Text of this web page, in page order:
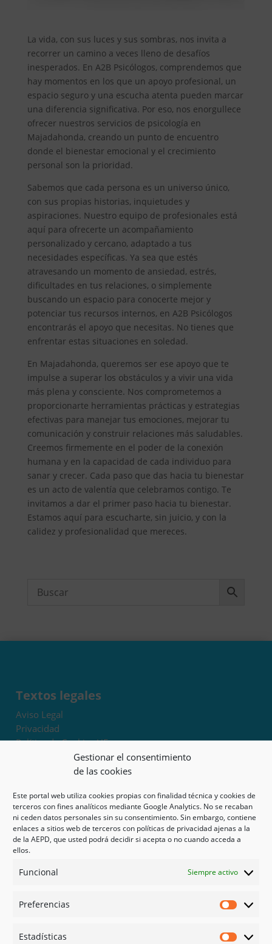
Gestionar el consentimiento
de las cookies
Este portal web utiliza cookies propias con finalidad técnica y cookies de
terceros con fines analíticos mediante Google Analytics. No se recaban
ni ceden datos personales sin su consentimiento. Sin embargo, contiene
enlaces a sitios web de terceros con políticas de privacidad ajenas a la
de la AEPD, que usted podrá decidir si acepta o no cuando acceda a
ellos.
Funcional Siempre activo
Preferencias
Estadísticas
La vida, con sus luces y sus sombras, nos invita a
recorrer un camino a veces lleno de desafíos
inesperados. En A2B Psicólogos, comprendemos que
hay momentos en los que un apoyo profesional, un
espacio seguro y una escucha atenta pueden marcar
una diferencia significativa. Por eso, nos enorgullece
ofrecer nuestros servicios de psicología en
Majadahonda, creando un punto de encuentro
donde el bienestar emocional y el crecimiento
personal son la prioridad.
Sabemos que cada persona es un universo único,
con sus propias historias, inquietudes y
aspiraciones. Nuestro equipo de profesionales está
aquí para ofrecerte un acompañamiento
personalizado y cercano, adaptado a tus
necesidades específicas. Ya sea que estés
atravesando un momento de ansiedad, estrés,
dificultades en tus relaciones, o simplemente
buscando un espacio para conocerte mejor y
potenciar tus recursos internos, en A2B Psicólogos
encontrarás el apoyo que necesitas. No tienes que
enfrentar estas situaciones en soledad.
En Majadahonda, queremos ser ese apoyo que te
impulse a superar los obstáculos y a vivir una vida
más plena y consciente. Nos comprometemos a
proporcionarte herramientas prácticas y estrategias
efectivas para manejar tus emociones, mejorar tu
comunicación y construir relaciones más saludables.
Creemos firmemente en el poder de la conexión
humana y en la capacidad de cada individuo para
sanar y crecer. Cada paso que das hacia tu bienestar
es un acto de valentía que celebramos contigo. Te
invitamos a dar el primer paso hacia tu bienestar.
Estamos aquí para escucharte, sin juicio, y con la
calidez y profesionalidad que mereces.
Textos legales
Aviso Legal
Privacidad
Política de Cookies UE
Términos y condiciones
Exoneración de responsabilidad
Mapa del sitio
Mi cuenta
Tienda
Psicología en Murcia
Guías
Redes sociales
Instagram